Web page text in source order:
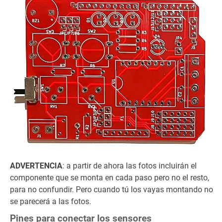
ADVERTENCIA: a partir de ahora las fotos incluirán el
componente que se monta en cada paso pero no el resto,
para no confundir. Pero cuando tú los vayas montando no
se parecerá a las fotos.
Pines para conectar los sensores